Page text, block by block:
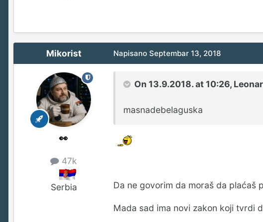
Mikorist
👀
47k
Serbia
Napisano Septembar 13, 2018
On 13.9.2018. at 10:26,
masnadebelaguska
Da ne govorim da moraš da plaćaš
Mada sad ima novi zakon koji tvrdi